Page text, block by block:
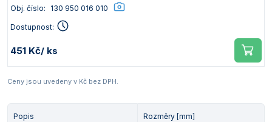
Obj. číslo: 130 950 016 010
Dostupnost:
451 Kč/ ks
Ceny jsou uvedeny v Kč bez DPH.
Popis Rozměry [mm]